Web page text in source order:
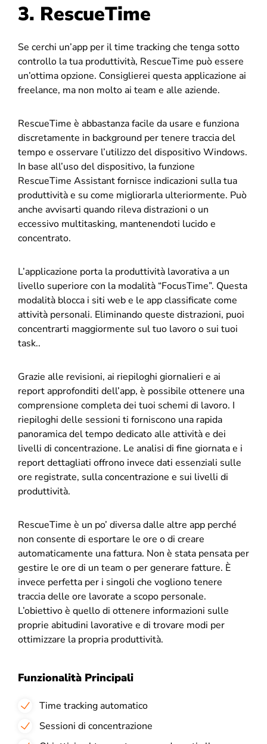
3. RescueTime
Se cerchi un’app per il time tracking che tenga sotto
controllo la tua produttività, RescueTime può essere
un’ottima opzione. Consiglierei questa applicazione ai
freelance, ma non molto ai team e alle aziende.
RescueTime è abbastanza facile da usare e funziona
discretamente in background per tenere traccia del
tempo e osservare l’utilizzo del dispositivo Windows.
In base all’uso del dispositivo, la funzione
RescueTime Assistant fornisce indicazioni sulla tua
produttività e su come migliorarla ulteriormente. Può
anche avvisarti quando rileva distrazioni o un
eccessivo multitasking, mantenendoti lucido e
concentrato.
L’applicazione porta la produttività lavorativa a un
livello superiore con la modalità “FocusTime”. Questa
modalità blocca i siti web e le app classificate come
attività personali. Eliminando queste distrazioni, puoi
concentrarti maggiormente sul tuo lavoro o sui tuoi
task..
Grazie alle revisioni, ai riepiloghi giornalieri e ai
report approfonditi dell’app, è possibile ottenere una
comprensione completa dei tuoi schemi di lavoro. I
riepiloghi delle sessioni ti forniscono una rapida
panoramica del tempo dedicato alle attività e dei
livelli di concentrazione. Le analisi di fine giornata e i
report dettagliati offrono invece dati essenziali sulle
ore registrate, sulla concentrazione e sui livelli di
produttività.
RescueTime è un po’ diversa dalle altre app perché
non consente di esportare le ore o di creare
automaticamente una fattura. Non è stata pensata per
gestire le ore di un team o per generare fatture. È
invece perfetta per i singoli che vogliono tenere
traccia delle ore lavorate a scopo personale.
L’obiettivo è quello di ottenere informazioni sulle
proprie abitudini lavorative e di trovare modi per
ottimizzare la propria produttività.
Funzionalità Principali
Time tracking automatico
Sessioni di concentrazione